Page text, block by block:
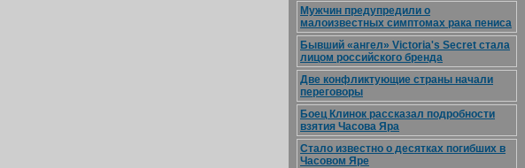
Мужчин предупредили о
малоизвестных симптомах рака пениса
Бывший «ангел» Victoria's Secret стала
лицом российского бренда
Две конфликтующие страны начали
переговоры
Боец Клинок рассказал подробности
взятия Часова Яра
Стало известно о десятках погибших в
Часовом Яре